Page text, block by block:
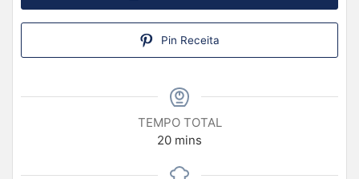
Pin Receita
TEMPO TOTAL
20 mins